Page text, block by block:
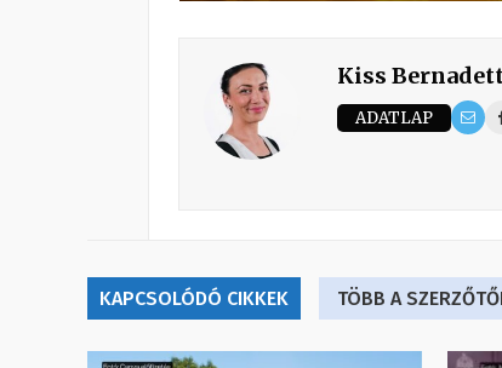
Kiss
ADATLAP
KAPCSOLÓDÓ CIKKEK TÖBB A